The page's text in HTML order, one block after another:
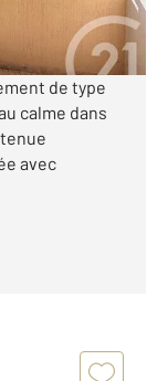
vous
de type
calme dans
avec